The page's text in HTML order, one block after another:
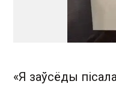
«Я заўсёды